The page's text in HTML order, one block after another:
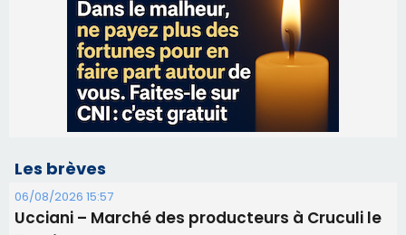
Les brèves
06/08/2026 15:57
Ucciani – Marché des producteurs à Cruculi le